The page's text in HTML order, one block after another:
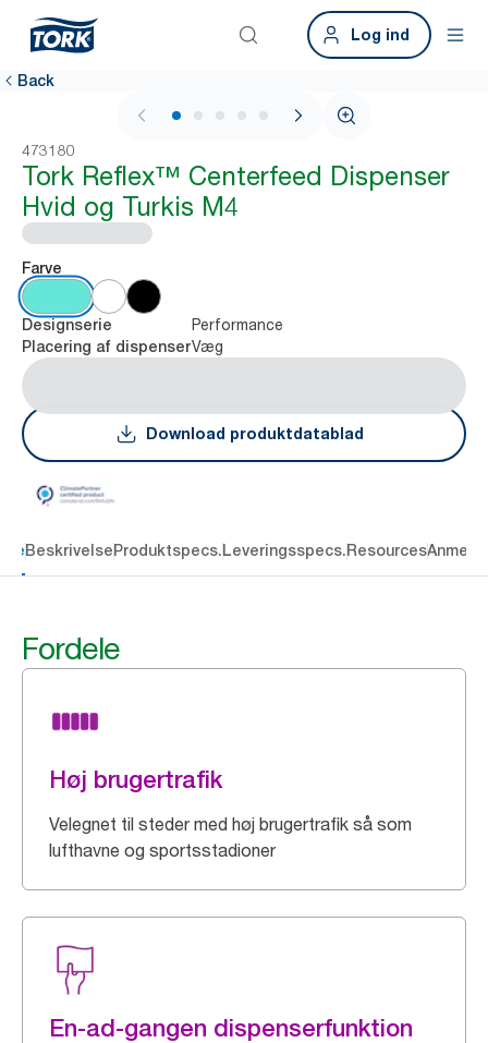
Log ind
Back
1 / 8
473180
Tork Reflex™ Centerfeed Dispenser
Hvid og Turkis M4
Farve
Designserie Performance
Placering af dispenserVæg
Download produktdatablad
BeskrivelseProduktspecs.Leveringsspecs.Resources
Fordele
Høj brugertrafik
Velegnet til steder med høj brugertrafik så som
lufthavne og sportsstadioner
En-ad-gangen dispenserfunktion